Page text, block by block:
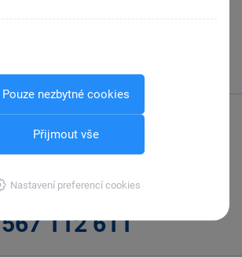
Pouze nezbytné cookies
Přijmout vše
Nastavení preferencí cookies
567 112 611